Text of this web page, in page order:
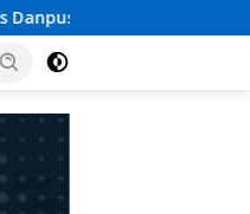
Didorong Jadi